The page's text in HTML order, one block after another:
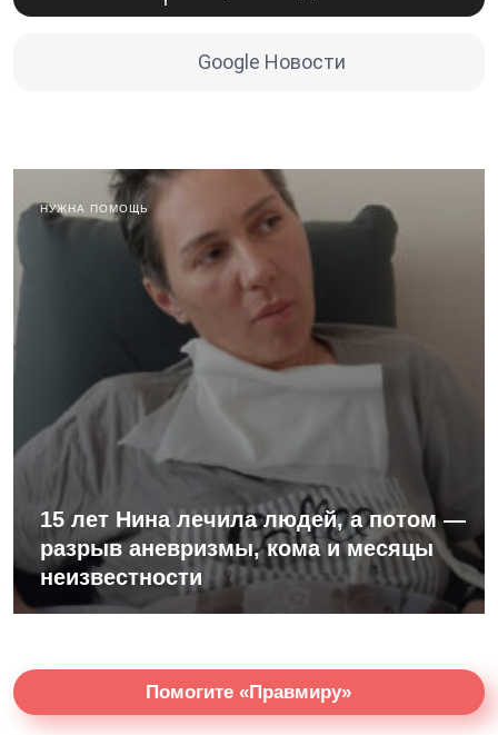
Google Новости
НУЖНА ПОМОЩЬ
15 лет Нина лечила людей, а потом —
разрыв аневризмы, кома и месяцы
неизвестности
Помогите «Правмиру»